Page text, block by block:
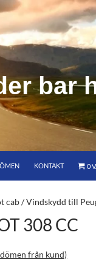
er bar
KONTAKT 0
cab/ Vindskydd till
308 CC
från kund)